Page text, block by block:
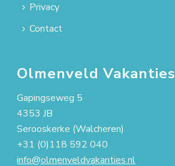
Privacy
Contact
Olmenveld Vakanties
Gapingseweg 5
4353 JB
Serooskerke (Walcheren)
+31 (0)118 592 040
info@olmenveldvakanties.nl